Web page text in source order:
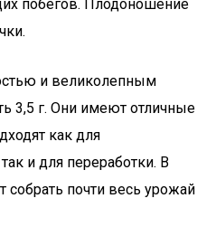
побегов. Плодоношение
и великолепным
3,5 г. Они имеют отличные
как для
и для переработки. В
собрать почти весь урожай